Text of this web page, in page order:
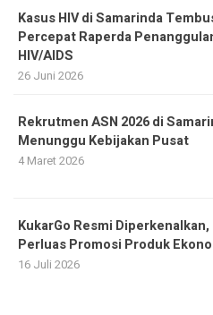
Kasus HIV di Samarinda
Percepat Raperda
HIV/AIDS
26 Juni 2026
Rekrutmen ASN 2026 di
Menunggu Kebijakan Pusat
4 Maret 2026
KukarGo Resmi
Perluas Promosi Produk
16 Juli 2026